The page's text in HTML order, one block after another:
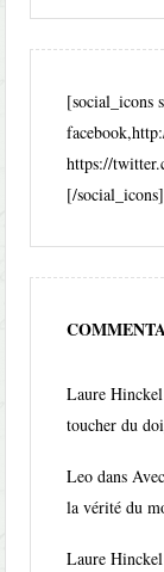
[social_icons
https://
[/social_icons]
Laure Hinckel
toucher du
Leo dans
la vérité du
Laure Hinckel